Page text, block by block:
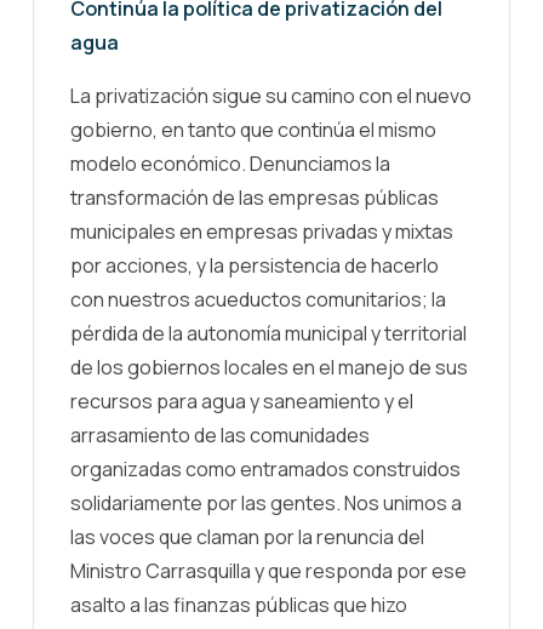
Continúa la política de privatización del
agua
La privatización sigue su camino con el nuevo
gobierno, en tanto que continúa el mismo
modelo económico. Denunciamos la
transformación de las empresas públicas
municipales en empresas privadas y mixtas
por acciones, y la persistencia de hacerlo
con nuestros acueductos comunitarios; la
pérdida de la autonomía municipal y territorial
de los gobiernos locales en el manejo de sus
recursos para agua y saneamiento y el
arrasamiento de las comunidades
organizadas como entramados construidos
solidariamente por las gentes. Nos unimos a
las voces que claman por la renuncia del
Ministro Carrasquilla y que responda por ese
asalto a las finanzas públicas que hizo